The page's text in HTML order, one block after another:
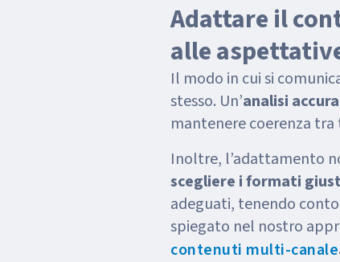
Adattare il
alle
Il modo in cui si
stesso. Un’analisi
mantenere coerenza
Inoltre, l’adattamento
scegliere i formati
adeguati, tenendo
spiegato nel nostro
contenuti multi-canale.